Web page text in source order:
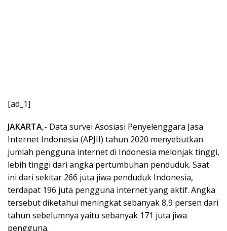
[ad_1]
JAKARTA,- Data survei Asosiasi Penyelenggara Jasa
Internet Indonesia (APJII) tahun 2020 menyebutkan
jumlah pengguna internet di Indonesia melonjak tinggi,
lebih tinggi dari angka pertumbuhan penduduk. Saat
ini dari sekitar 266 juta jiwa penduduk Indonesia,
terdapat 196 juta pengguna internet yang aktif. Angka
tersebut diketahui meningkat sebanyak 8,9 persen dari
tahun sebelumnya yaitu sebanyak 171 juta jiwa
pengguna.